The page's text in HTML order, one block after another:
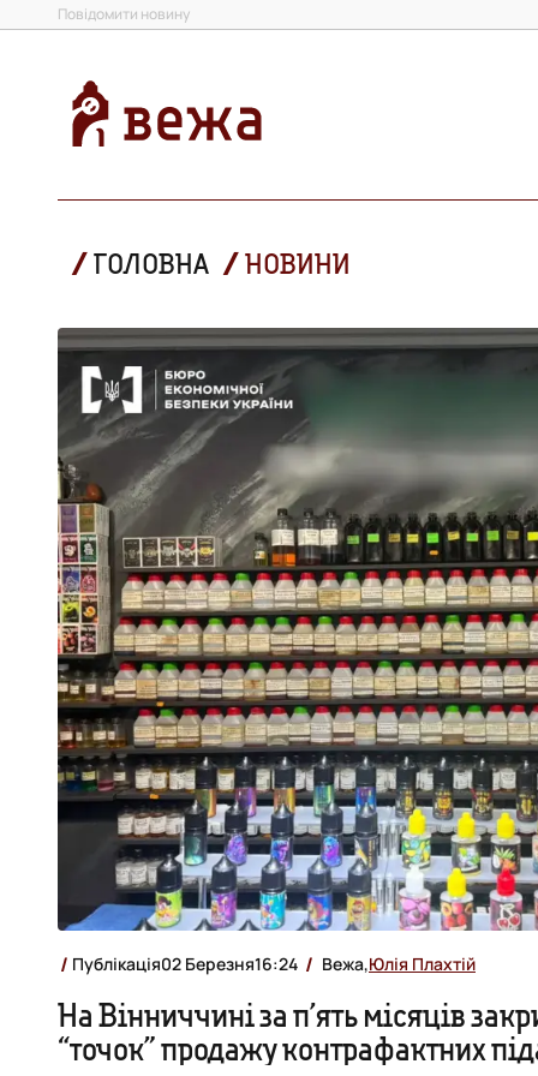
Повідомити новину
ГОЛОВНА НОВИНИ
Публікація02 Березня16:24 Вежа,Юлія Плахтій
На Вінниччині за п’ять місяців
“точок” продажу контрафактних